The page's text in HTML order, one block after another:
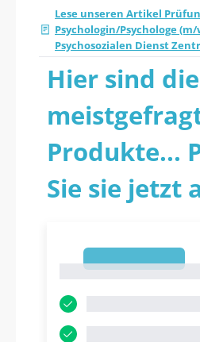
Lese unseren Artikel
Psychologin/Psychologe
Psychosozialen Dienst
Hier sind die
Produkte...
Sie sie jetzt